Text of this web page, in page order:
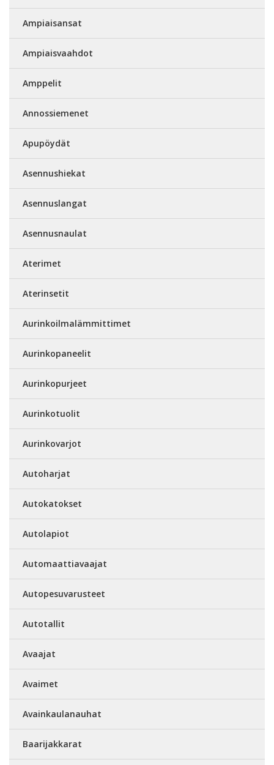
Ampiaisansat
Ampiaisvaahdot
Amppelit
Annossiemenet
Apupöydät
Asennushiekat
Asennuslangat
Asennusnaulat
Aterimet
Aterinsetit
Aurinkoilmalämmittimet
Aurinkopaneelit
Aurinkopurjeet
Aurinkotuolit
Aurinkovarjot
Autoharjat
Autokatokset
Autolapiot
Automaattiavaajat
Autopesuvarusteet
Autotallit
Avaajat
Avaimet
Avainkaulanauhat
Baarijakkarat